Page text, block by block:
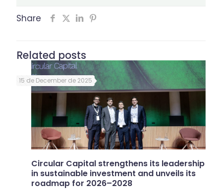
Share
Related posts
15 de December de 2025
Circular Capital strengthens its leadership
in sustainable investment and unveils its
roadmap for 2026–2028